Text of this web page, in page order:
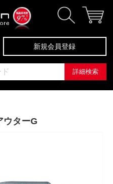
新規会員登録
詳細検索
ウターG